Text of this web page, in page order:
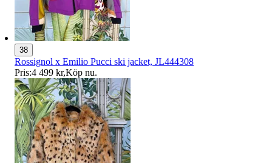
38
Rossignol x Emilio Pucci ski jacket, JL444308
Pris:4 499 kr,Köp nu.